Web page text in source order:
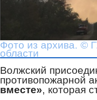
Фото из архива. ©
области
Волжский
противопожарной
вместе», которая